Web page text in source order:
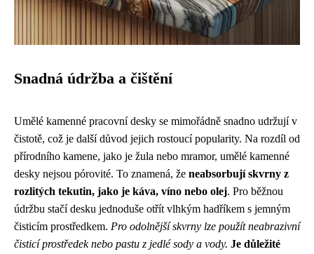
Snadná údržba a čištění
Umělé kamenné pracovní desky se mimořádně snadno udržují v
čistotě, což je další důvod jejich rostoucí popularity. Na rozdíl od
přírodního kamene, jako je žula nebo mramor, umělé kamenné
desky nejsou pórovité. To znamená, že neabsorbují skvrny z
rozlitých tekutin, jako je káva, víno nebo olej. Pro běžnou
údržbu stačí desku jednoduše otřít vlhkým hadříkem s jemným
čisticím prostředkem. Pro odolnější skvrny lze použít neabrazivní
čisticí prostředek nebo pastu z jedlé sody a vody. Je důležité